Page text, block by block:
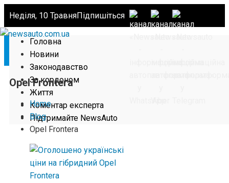
Неділя, 10 ТравняПідпишіться
Головна
Новини
Законодавство
За кордоном
Життя
Коментар експерта
Підтримайте NewsAuto
Opel Frontera
Home
Blog
Opel Frontera